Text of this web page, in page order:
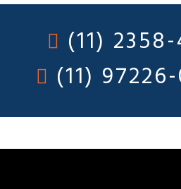
(11)
(11)